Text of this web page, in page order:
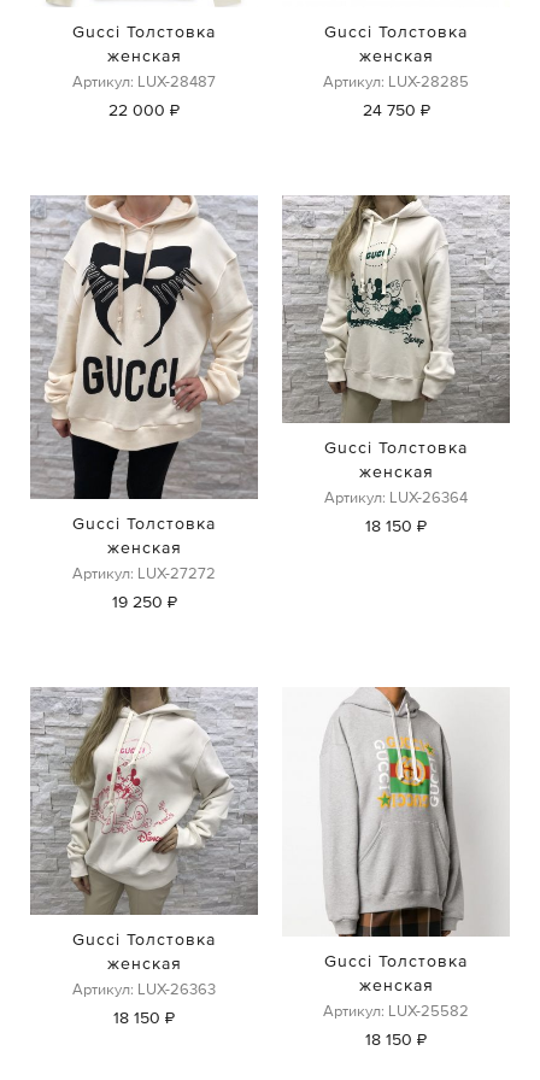
Gucci Толстовка
женская
Артикул: LUX-28487
22 000 ₽
Gucci Толстовка
женская
Артикул: LUX-28285
24 750 ₽
Gucci Толстовка
женская
Артикул: LUX-27272
19 250 ₽
Gucci Толстовка
женская
Артикул: LUX-26364
18 150 ₽
Gucci Толстовка
женская
Артикул: LUX-26363
18 150 ₽
Gucci Толстовка
женская
Артикул: LUX-25582
18 150 ₽